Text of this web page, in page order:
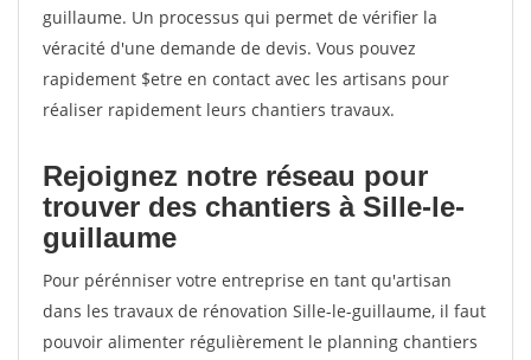
guillaume. Un processus qui permet de vérifier la
véracité d'une demande de devis. Vous pouvez
rapidement $etre en contact avec les artisans pour
réaliser rapidement leurs chantiers travaux.
Rejoignez notre réseau pour
trouver des chantiers à Sille-le-
guillaume
Pour pérénniser votre entreprise en tant qu'artisan
dans les travaux de rénovation Sille-le-guillaume, il faut
pouvoir alimenter régulièrement le planning chantiers